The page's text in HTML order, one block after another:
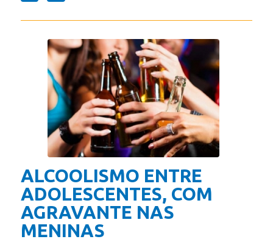
ALCOOLISMO ENTRE
ADOLESCENTES, COM
AGRAVANTE NAS
MENINAS